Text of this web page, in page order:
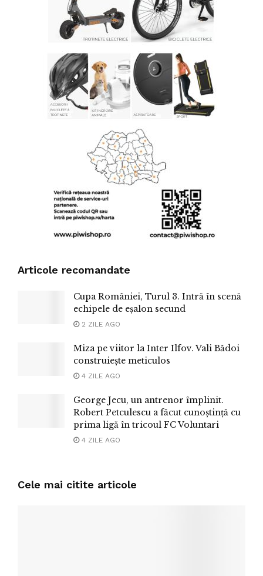
Articole recomandate
Cupa României, Turul 3. Intră în scenă
echipele de eșalon secund
2 ZILE AGO
Miza pe viitor la Inter Ilfov. Vali Bădoi
construiește meticulos
4 ZILE AGO
George Jecu, un antrenor împlinit.
Robert Petculescu a făcut cunoștință cu
prima ligă în tricoul FC Voluntari
4 ZILE AGO
Cele mai citite articole